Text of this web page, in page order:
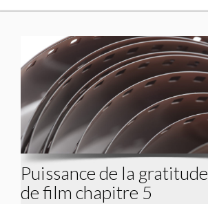
Puissance de la
de film chapitre 5